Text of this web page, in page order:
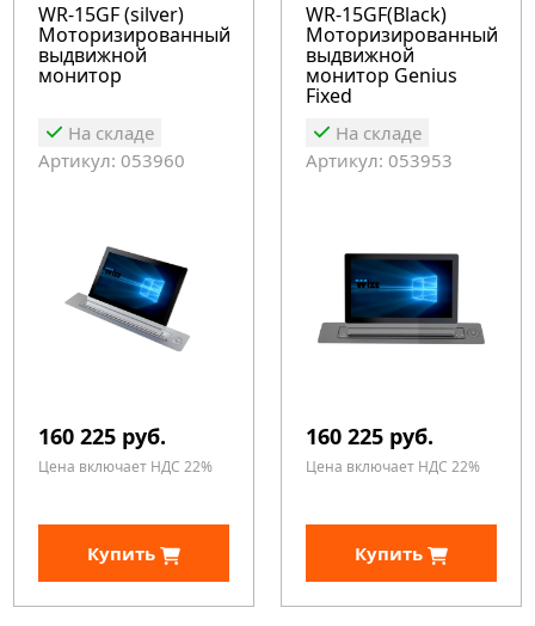
WR-15GF (silver)
Моторизированный
выдвижной
монитор
На складе
Артикул: 053960
160 225 руб.
Цена включает НДС 22%
Купить
WR-15GF(Black)
Моторизированный
выдвижной
монитор Genius
Fixed
На складе
Артикул: 053953
160 225 руб.
Цена включает НДС 22%
Купить